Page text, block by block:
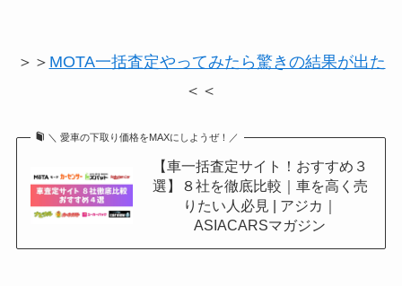
＞＞ MOTA一括査定やってみたら驚きの結果が出た
＜＜
＼ 愛車の下取り価格をMAXにしようぜ！／
【車一括査定サイト！おすすめ３
選】８社を徹底比較｜車を高く売
りたい人必見 | アジカ｜
ASIACARSマガジン